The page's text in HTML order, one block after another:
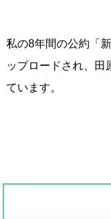
私の8年間の公約「
ップロードされ、田
ています。